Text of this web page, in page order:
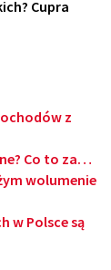
Cupra
z
Co to za…
wolumenie
w Polsce są